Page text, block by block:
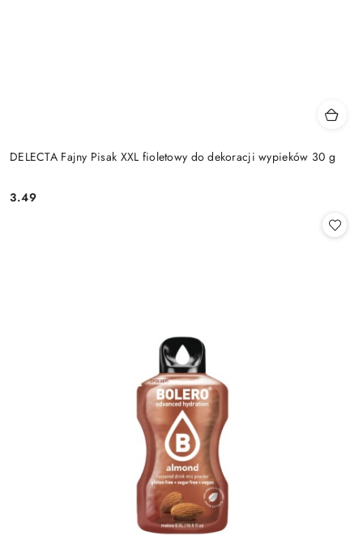
DELECTA Fajny Pisak XXL fioletowy do dekoracji wypieków 30 g
Cena:
3.49